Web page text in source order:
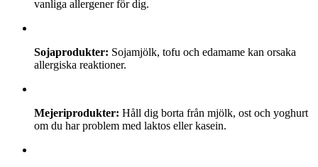
vanliga allergener för dig.
Sojaprodukter: Sojamjölk, tofu och edamame kan orsaka
allergiska reaktioner.
Mejeriprodukter: Håll dig borta från mjölk, ost och yoghurt
om du har problem med laktos eller kasein.